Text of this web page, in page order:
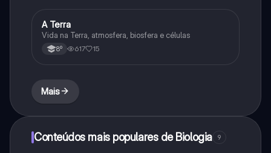
Ciências Naturais
A Terra
Vida na Terra, atmosfera, biosfera e células
8º 617 15
Mais
Conteúdos mais populares de Biologia 9